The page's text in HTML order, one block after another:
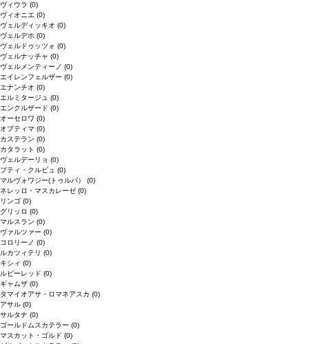
ヴィウラ (0)
ヴィオニエ (0)
ヴェルディッキオ (0)
ヴェルデホ (0)
ヴェルドゥッツォ (0)
ヴェルナッチャ (0)
ヴェルメンティーノ (0)
エイレンフェルザー (0)
エナンチオ (0)
エルミタージュ (0)
エンクルザード (0)
オーセロワ (0)
オプティマ (0)
カステラン (0)
カタラット (0)
ヴェルデーリョ (0)
プティ・クルビュ (0)
マルヴォワジー(トゥルバ） (0)
ネレッロ・マスカレーゼ (0)
リンゴ (0)
グリッロ (0)
マルスラン (0)
ヴァルツァー (0)
コロリーノ (0)
ルカツィテリ (0)
キシィ (0)
ルビーレッド (0)
ギャムザ (0)
タマイオアサ・ロマネアスカ (0)
アサル (0)
サルタナ (0)
ゴールドムスカテラー (0)
マスカット・ゴルド (0)